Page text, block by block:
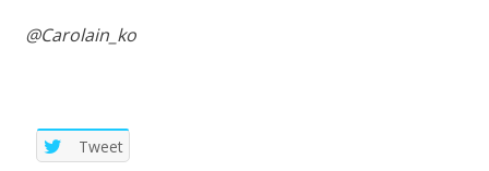
@Carolain_ko
Tweet